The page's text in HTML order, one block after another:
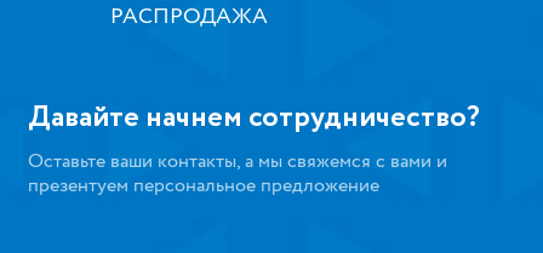
РАСПРОДАЖА
Давайте начнем сотрудничество?
Оставьте ваши контакты, а мы свяжемся с вами и
презентуем персональное предложение